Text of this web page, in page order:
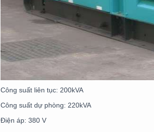
Công suất liên tục: 200kVA
Công suất dự phòng: 220kVA
Điện áp: 380 V